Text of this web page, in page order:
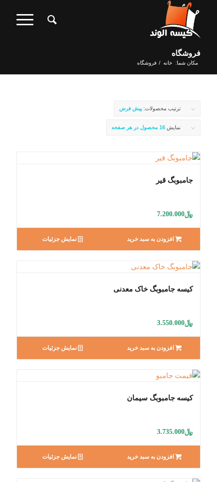
فروشگاه
مکان شما: خانه / فروشگاه
ترتیب محصولات: پیش فرض
نمایش 16 محصول در هر صفحه
جامبوبگ قیر
﷼7.200.000
افزودن به سبد خرید نمایش جزئیات
کیسه جامبوبگ خاک معدنی
﷼3.550.000
افزودن به سبد خرید نمایش جزئیات
کیسه جامبوبگ سیمان
﷼3.735.000
افزودن به سبد خرید نمایش جزئیات